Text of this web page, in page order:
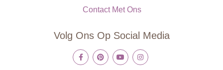
Contact Met Ons
Volg Ons Op Social Media